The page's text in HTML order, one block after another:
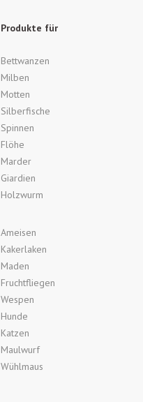
Produkte für
Bettwanzen
Milben
Motten
Silberfische
Spinnen
Flöhe
Marder
Giardien
Holzwurm
Ameisen
Kakerlaken
Maden
Fruchtfliegen
Wespen
Hunde
Katzen
Maulwurf
Wühlmaus